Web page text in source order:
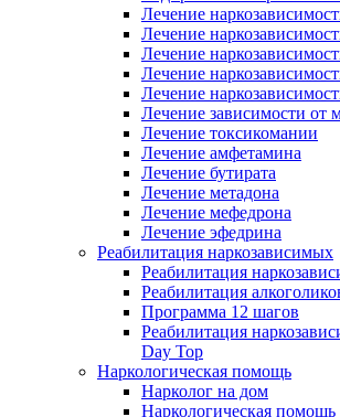
Лечение
Лечение
Лечение
Лечение
Лечение
Лечение зависимости от
Лечение токсикомании
Лечение амфетамина
Лечение бутирата
Лечение метадона
Лечение мефедрона
Лечение эфедрина
Реабилитация наркозависимых
Реабилитация
Реабилитация
Программа 12 шагов
Реабилитация
Day Top
Наркологическая помощь
Нарколог на дом
Наркологическая помощь